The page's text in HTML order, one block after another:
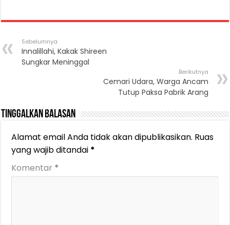
Sebelumnya
Innalillahi, Kakak Shireen
Sungkar Meninggal
Berikutnya
Cemari Udara, Warga Ancam
Tutup Paksa Pabrik Arang
Tinggalkan Balasan
Alamat email Anda tidak akan dipublikasikan. Ruas
yang wajib ditandai *
Komentar *